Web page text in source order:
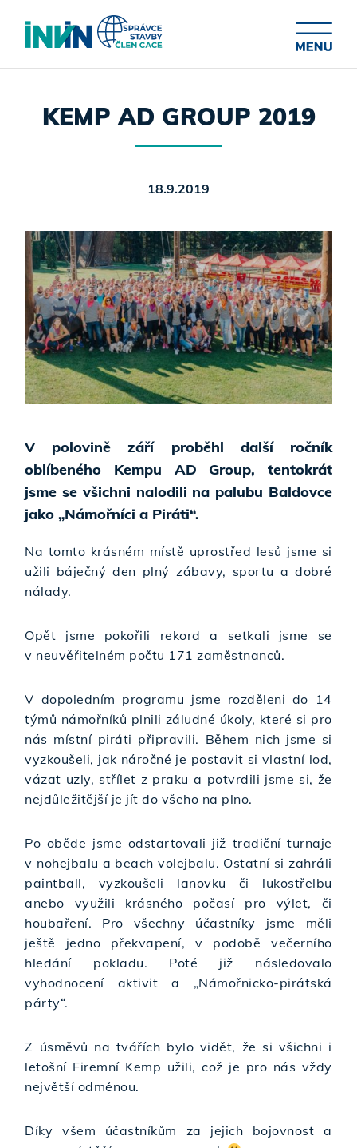
KEMP AD GROUP 2019
18.9.2019
V polovině září proběhl další ročník
oblíbeného Kempu AD Group, tentokrát
jsme se všichni nalodili na palubu Baldovce
jako „Námořníci a Piráti“.
Na tomto krásném místě uprostřed lesů jsme si
užili báječný den plný zábavy, sportu a dobré
nálady.
Opět jsme pokořili rekord a setkali jsme se
v neuvěřitelném počtu 171 zaměstnanců.
V dopoledním programu jsme rozděleni do 14
týmů námořníků plnili záludné úkoly, které si pro
nás místní piráti připravili. Během nich jsme si
vyzkoušeli, jak náročné je postavit si vlastní loď,
vázat uzly, střílet z praku a potvrdili jsme si, že
nejdůležitější je jít do všeho na plno.
Po oběde jsme odstartovali již tradiční turnaje
v nohejbalu a beach volejbalu. Ostatní si zahráli
paintball, vyzkoušeli lanovku či lukostřelbu
anebo využili krásného počasí pro výlet, či
houbaření. Pro všechny účastníky jsme měli
ještě jedno překvapení, v podobě večerního
hledání pokladu. Poté již následovalo
vyhodnocení aktivit a „Námořnicko-pirátská
párty“.
Z úsměvů na tvářích bylo vidět, že si všichni i
letošní Firemní Kemp užili, což je pro nás vždy
největší odměnou.
Díky všem účastníkům za jejich bojovnost a